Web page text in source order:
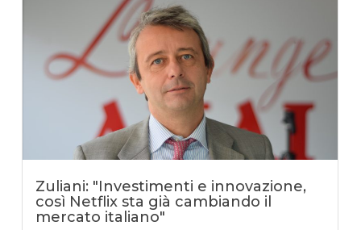
Zuliani: "Investimenti e innovazione,
così Netflix sta già cambiando il
mercato italiano"